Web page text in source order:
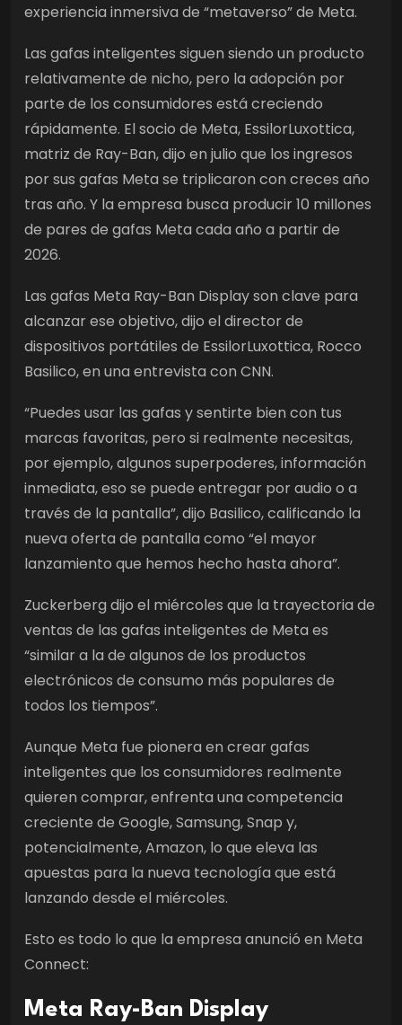
experiencia inmersiva de “metaverso” de Meta.
Las gafas inteligentes siguen siendo un producto
relativamente de nicho, pero la adopción por
parte de los consumidores está creciendo
rápidamente. El socio de Meta, EssilorLuxottica,
matriz de Ray-Ban, dijo en julio que los ingresos
por sus gafas Meta se triplicaron con creces año
tras año. Y la empresa busca producir 10 millones
de pares de gafas Meta cada año a partir de
2026.
Las gafas Meta Ray-Ban Display son clave para
alcanzar ese objetivo, dijo el director de
dispositivos portátiles de EssilorLuxottica, Rocco
Basilico, en una entrevista con CNN.
“Puedes usar las gafas y sentirte bien con tus
marcas favoritas, pero si realmente necesitas,
por ejemplo, algunos superpoderes, información
inmediata, eso se puede entregar por audio o a
través de la pantalla”, dijo Basilico, calificando la
nueva oferta de pantalla como “el mayor
lanzamiento que hemos hecho hasta ahora”.
Zuckerberg dijo el miércoles que la trayectoria de
ventas de las gafas inteligentes de Meta es
“similar a la de algunos de los productos
electrónicos de consumo más populares de
todos los tiempos”.
Aunque Meta fue pionera en crear gafas
inteligentes que los consumidores realmente
quieren comprar, enfrenta una competencia
creciente de Google, Samsung, Snap y,
potencialmente, Amazon, lo que eleva las
apuestas para la nueva tecnología que está
lanzando desde el miércoles.
Esto es todo lo que la empresa anunció en Meta
Connect:
Meta Ray-Ban Display